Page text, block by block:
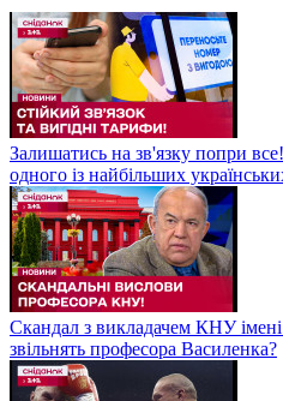
Залишатись на зв'язку попри
одного із найбільших
Скандал з викладачем КНУ
звільнять професора Василенка?